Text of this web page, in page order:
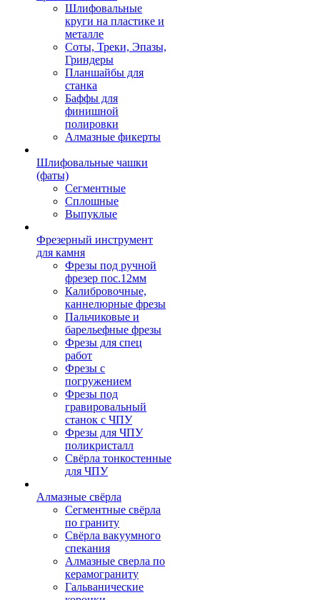
Шлифовальные
круги на пластике и
металле
Соты, Треки, Эпазы,
Гриндеры
Планшайбы для
станка
Баффы для
финишной
полировки
Алмазные фикерты
Шлифовальные чашки
(фаты)
Сегментные
Сплошные
Выпуклые
Фрезерный инструмент
для камня
Фрезы под ручной
фрезер пос.12мм
Калибровочные,
каннелюрные фрезы
Пальчиковые и
барельефные фрезы
Фрезы для спец
работ
Фрезы с
погружением
Фрезы под
гравировальный
станок с ЧПУ
Фрезы для ЧПУ
поликристалл
Свёрла тонкостенные
для ЧПУ
Алмазные свёрла
Сегментные свёрла
по граниту
Свёрла вакуумного
спекания
Алмазные сверла по
керамограниту
Гальванические